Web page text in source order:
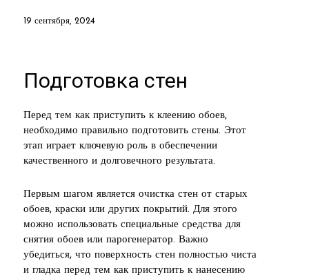
19 сентября, 2024
Подготовка стен
Перед тем как приступить к клеению обоев,
необходимо правильно подготовить стены. Этот
этап играет ключевую роль в обеспечении
качественного и долговечного результата.
Первым шагом является очистка стен от старых
обоев, краски или других покрытий. Для этого
можно использовать специальные средства для
снятия обоев или парогенератор. Важно
убедиться, что поверхность стен полностью чиста
и гладка перед тем как приступить к нанесению